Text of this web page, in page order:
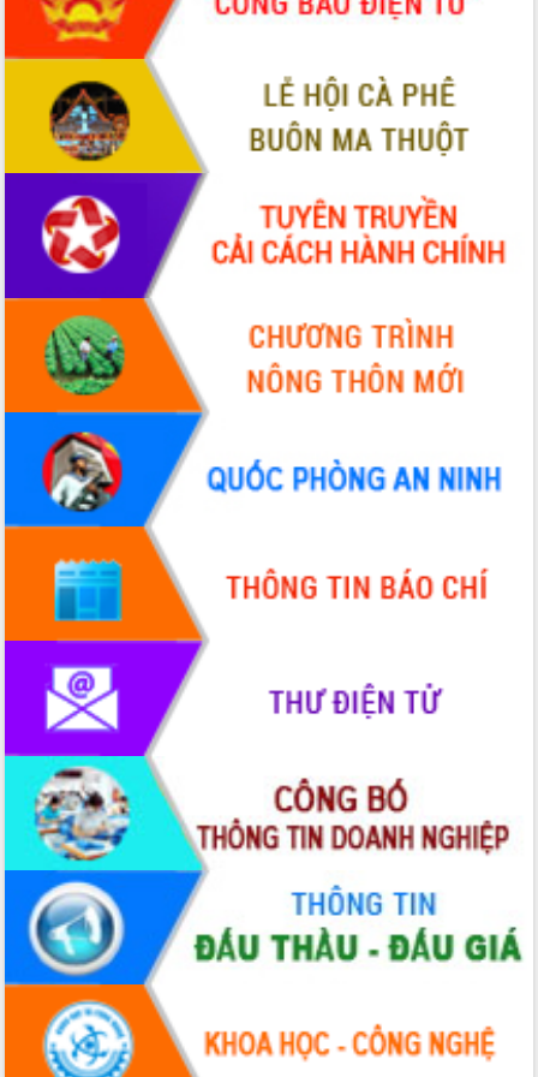
món ăn từ sầu riêng
Đắk Lắk công bố Quy hoạch và xúc
tiến đầu tư tỉnh
Ngành cá ngừ Đắk Lắk chủ động thích
ứng để giữ vững thị trường xuất khẩu
Diễn đàn Kinh tế tư nhân Việt Nam đột
phá cơ chế - Hợp tác công tư
Đề án 06 tạo bước ngoặt đột phá trong
cải cách hành chính tỉnh Đắk Lắk
Kết nối tour, đẩy mạnh chuyển đổi số
để phát triển du lịch Đắk Lắk
Khởi động Dự án Đầu tư xây dựng hạ
tầng kỹ thuật Cụm công nghiệp Tân
Tiến
Gặp mặt các cơ quan báo chí nhân Kỷ
niệm 101 năm Ngày Báo chí Cách
mạng Việt Nam
Đắk Lắk sơ kết 4 năm triển khai thực
hiện Đề án 06 của Chính phủ
Họp báo thông tin về Hội nghị Công bố
Quy hoạch và Xúc tiến đầu tư tỉnh Đắk
Khơi thông điểm nghẽn, đẩy nhanh
giải ngân vốn khắc phục thiên tai
HĐND tỉnh thông qua điều chỉnh Quy
hoạch tỉnh thời kỳ 2021-2030
Hội thảo góp ý hồ sơ điều chỉnh quy
hoạch tỉnh Đắk Lắk thời kỳ 2021-2030,
tầm nhìn đến năm 2050
Nâng cao hiệu quả hoạt động của các
doanh nghiệp nhà nước
Hội nghị triển khai kết nối mạng
truyền số liệu chuyên dùng phục vụ cơ
quan Đảng, Nhà nước
Lễ phát động chuỗi hoạt động chung
tay làm sạch môi trường
Xã Ea Kar bước chuyển mình trong
công tác cải cách hành chính mô hình
UBND tỉnh họp báo định kỳ tháng 4
năm 2026